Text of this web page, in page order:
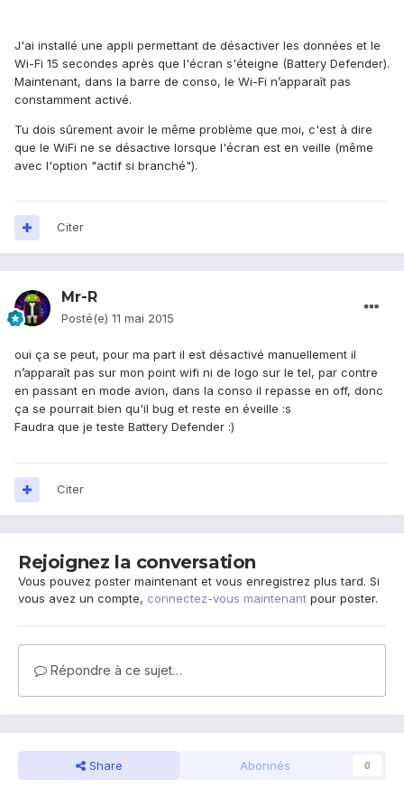
J'ai installé une appli permettant de désactiver les données et le
Wi-Fi 15 secondes après que l'écran s'éteigne (Battery Defender).
Maintenant, dans la barre de conso, le Wi-Fi n’apparaît pas
constamment activé.
Tu dois sûrement avoir le même problème que moi, c'est à dire
que le WiFi ne se désactive lorsque l'écran est en veille (même
avec l'option "actif si branché").
Citer
Mr-R
Posté(e) 11 mai 2015
oui ça se peut, pour ma part il est désactivé manuellement il
n’apparaît pas sur mon point wifi ni de logo sur le tel, par contre
en passant en mode avion, dans la conso il repasse en off, donc
ça se pourrait bien qu'il bug et reste en éveille :s
Faudra que je teste Battery Defender :)
Citer
Rejoignez la conversation
Vous pouvez poster maintenant et vous enregistrez plus tard. Si
vous avez un compte, connectez-vous maintenant pour poster.
Répondre à ce sujet…
Share Abonnés 0